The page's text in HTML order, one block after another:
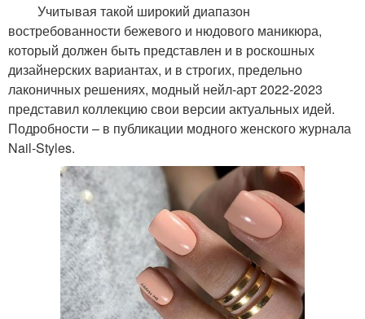
Учитывая такой широкий диапазон
востребованности бежевого и нюдового маникюра,
который должен быть представлен и в роскошных
дизайнерских вариантах, и в строгих, предельно
лаконичных решениях, модный нейл-арт 2022-2023
представил коллекцию свои версии актуальных идей.
Подробности – в публикации модного женского журнала
Nail-Styles.